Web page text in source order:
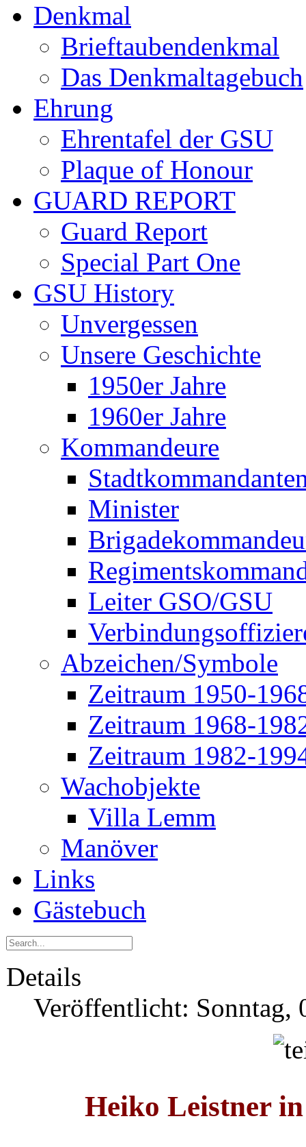
Denkmal
Brieftaubendenkmal
Das Denkmaltagebuch
Ehrung
Ehrentafel der GSU
Plaque of Honour
GUARD REPORT
Guard Report
Special Part One
GSU History
Unvergessen
Unsere Geschichte
1950er Jahre
1960er Jahre
Kommandeure
Minister
Leiter GSO/GSU
Abzeichen/Symbole
Zeitraum 1950-
Zeitraum 1968-
Zeitraum 1982-
Wachobjekte
Villa Lemm
Manöver
Links
Gästebuch
Details
Veröffentlicht: Sonntag,
Heiko Leistner